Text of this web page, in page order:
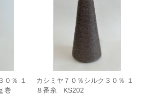
０％ １
巻
カシミヤ７０％シルク３０％ １
８番糸 KS202